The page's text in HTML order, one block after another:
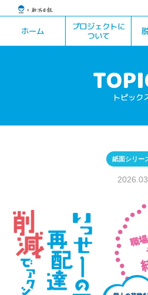
ホーム
プロジェクトに
ついて
トピック
紙面シリー